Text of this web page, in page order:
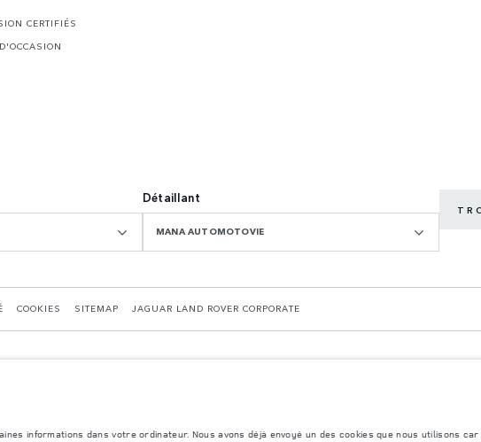
CERTIFIÉS
Détaillant
MANA AUTOMOTOVIE
COOKIES SITEMAP JAGUAR LAND ROVER CORPORATE
informations dans votre ordinateur. Nous avons déjà envoyé un des cookies que nous utilisons